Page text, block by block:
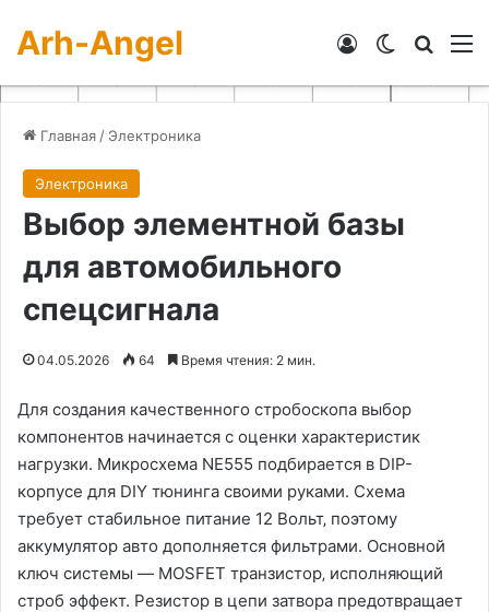
Arh-Angel Switch skin
Войти
Главная / Электроника
Электроника
Выбор элементной базы
для автомобильного
спецсигнала
04.05.2026 64 Время чтения: 2 мин.
Для создания качественного стробоскопа выбор
компонентов начинается с оценки характеристик
нагрузки. Микросхема NE555 подбирается в DIP-
корпусе для DIY тюнинга своими руками. Схема
требует стабильное питание 12 Вольт‚ поэтому
аккумулятор авто дополняется фильтрами. Основной
ключ системы — MOSFET транзистор‚ исполняющий
строб эффект. Резистор в цепи затвора предотвращает